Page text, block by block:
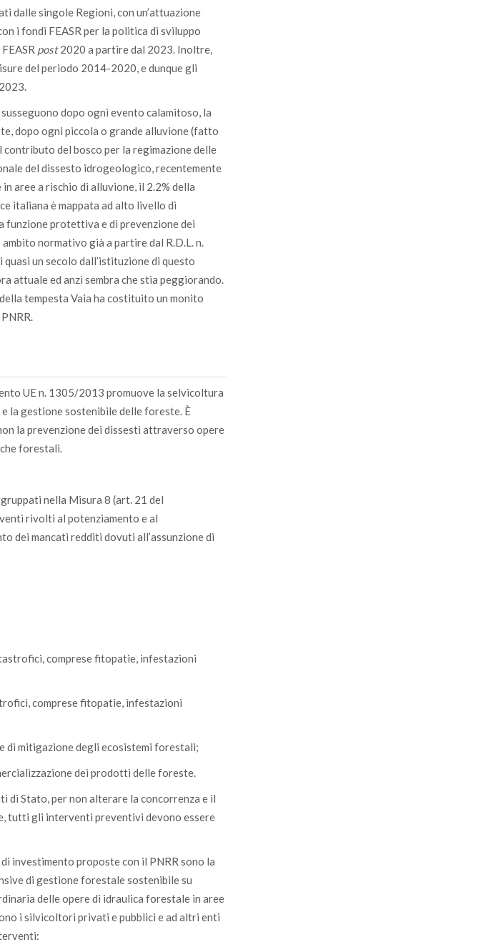
dalle singole Regioni, con un’attuazione
i fondi FEASR per la politica di sviluppo
post2020 a partire dal 2023. Inoltre,
del periodo 2014-2020, e dunque gli
dopo ogni evento calamitoso, la
dopo ogni piccola o grande alluvione (fatto
del bosco per la regimazione delle
del dissesto idrogeologico, recentemente
aree a rischio di alluvione, il 2.2% della
italiana è mappata ad alto livello di
funzione protettiva e di prevenzione dei
normativo già a partire dal R.D.L. n.
un secolo dall’istituzione di questo
attuale ed anzi sembra che stia peggiorando.
tempesta Vaia ha costituito un monito
UE n. 1305/2013 promuove la selvicoltura
la gestione sostenibile delle foreste. È
la prevenzione dei dissesti attraverso opere
forestali.
nella Misura 8 (art. 21 del
rivolti al potenziamento e al
dei mancati redditi dovuti all’assunzione di
comprese fitopatie, infestazioni
comprese fitopatie, infestazioni
di mitigazione degli ecosistemi forestali;
dei prodotti delle foreste.
di Stato, per non alterare la concorrenza e il
tutti gli interventi preventivi devono essere
investimento proposte con il PNRR sono la
di gestione forestale sostenibile su
delle opere di idraulica forestale in aree
i silvicoltori privati e pubblici e ad altri enti